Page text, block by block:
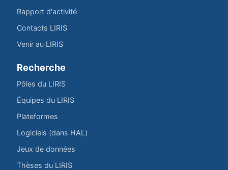
Rapport d'activité
Contacts LIRIS
Venir au LIRIS
Recherche
Pôles du LIRIS
Équipes du LIRIS
Plateformes
Logiciels (dans HAL)
Jeux de données
Thèses du LIRIS